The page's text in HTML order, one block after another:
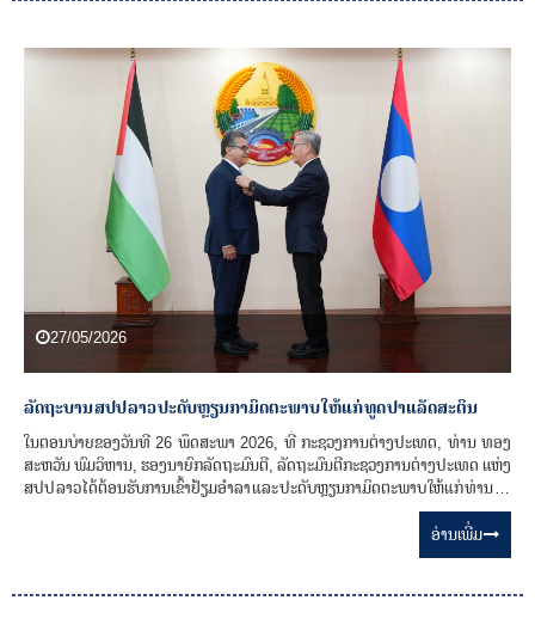
27/05/2026
ລັດຖະບານ ສປປ ລາວ ປະດັບຫຼຽນກາມິດຕະພາບ ໃຫ້ແກ່ ທູດ ປາແລັດສະຕິນ
ໃນຕອນບ່າຍຂອງວັນທີ 26 ພຶດສະພາ 2026, ທີ່ ກະຊວງການຕ່າງປະເທດ, ທ່ານ ທອງ
ສະຫວັນ ພົມວິຫານ, ຮອງນາຍົກລັດຖະມົນຕີ, ລັດຖະມົນຕີກະຊວງການຕ່າງປະເທດ ແຫ່ງ
ສປປ ລາວ ໄດ້ຕ້ອນຮັບການເຂົ້າຢ້ຽມອຳລາ ແລະ ປະດັບຫຼຽນກາມິດຕະພາບ ໃຫ້ແກ່ ທ່ານ ສາ
ອາດິ ສາລາມາ (Saadi Salama), ເອກອັກຄະລັດຖະທູດວິສາມັນ ຜູ້ມີອໍານາດເຕັມ ແຫ່ງ
ລັດປາແລັດສະຕິນ ປະຈໍາ ສປປ ລາວ ທີ່ມີສໍານັກງານຕັ້ງຢູ່ ຮ່າໂນ້ຍ, ສສ. ຫວຽດນາມ ໃນໂອ
ອ່ານ​ເພີ່ມ